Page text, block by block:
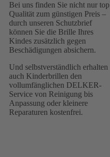
Bei uns finden Sie nicht nur top
Qualität zum günstigen Preis –
durch unseren Schutzbrief
können Sie die Brille Ihres
Kindes zusätzlich gegen
Beschädigungen absichern.
Und selbstverständlich erhalten
auch Kinderbrillen den
vollumfänglichen DELKER-
Service von Reinigung bis
Anpassung oder kleinere
Reparaturen kostenfrei.